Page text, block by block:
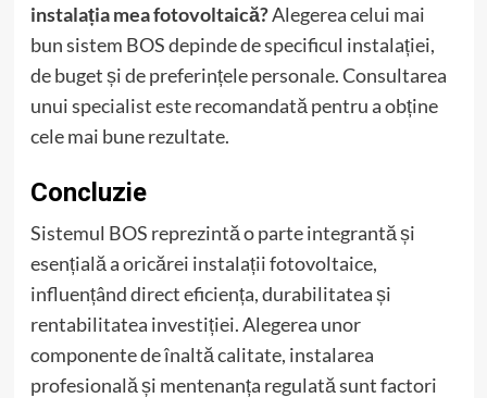
instalația mea fotovoltaică?Alegerea celui mai
bun sistem BOS depinde de specificul instalației,
de buget și de preferințele personale. Consultarea
unui specialist este recomandată pentru a obține
cele mai bune rezultate.
Concluzie
Sistemul BOS reprezintă o parte integrantă și
esențială a oricărei instalații fotovoltaice,
influențând direct eficiența, durabilitatea și
rentabilitatea investiției. Alegerea unor
componente de înaltă calitate, instalarea
profesională și mentenanța regulată sunt factori